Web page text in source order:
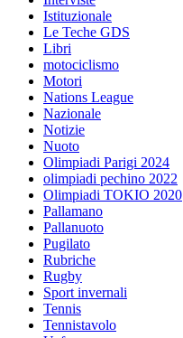
Istituzionale
Le Teche GDS
Libri
motociclismo
Motori
Nations League
Nazionale
Notizie
Nuoto
Olimpiadi Parigi 2024
olimpiadi pechino 2022
Olimpiadi TOKIO 2020
Pallamano
Pallanuoto
Pugilato
Rubriche
Rugby
Sport invernali
Tennis
Tennistavolo